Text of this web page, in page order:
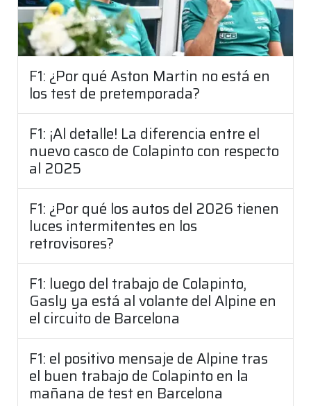
F1: ¿Por qué Aston Martin no está en
los test de pretemporada?
F1: ¡Al detalle! La diferencia entre el
nuevo casco de Colapinto con respecto
al 2025
F1: ¿Por qué los autos del 2026 tienen
luces intermitentes en los
retrovisores?
F1: luego del trabajo de Colapinto,
Gasly ya está al volante del Alpine en
el circuito de Barcelona
F1: el positivo mensaje de Alpine tras
el buen trabajo de Colapinto en la
mañana de test en Barcelona